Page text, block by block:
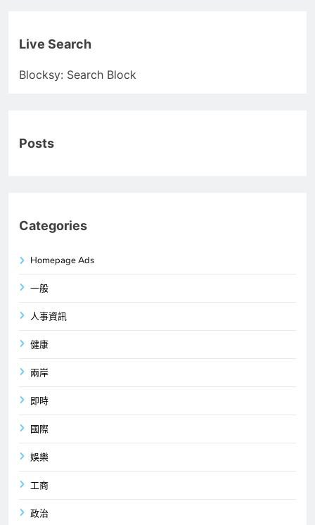
Live Search
Blocksy: Search Block
Posts
Categories
Homepage Ads
一般
人事資訊
健康
兩岸
即時
國際
娛樂
工商
政治